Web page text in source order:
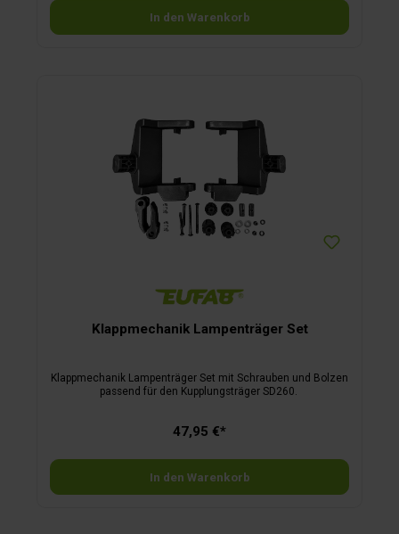
In den Warenkorb
Klappmechanik Lampenträger Set
Klappmechanik Lampenträger Set mit Schrauben und Bolzen
passend für den Kupplungsträger SD260.
47,95 €*
In den Warenkorb